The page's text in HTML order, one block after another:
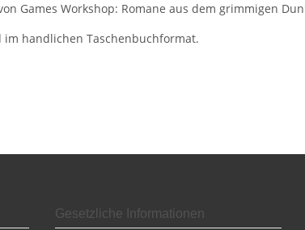
Games Workshop: Romane aus dem grimmigen
im handlichen Taschenbuchformat.
Gesetzliche Informationen